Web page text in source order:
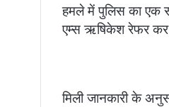
p
p
o
o
हमले में पुलिस का एक
एम्स ऋषिकेश रेफर कर
मिली जानकारी के